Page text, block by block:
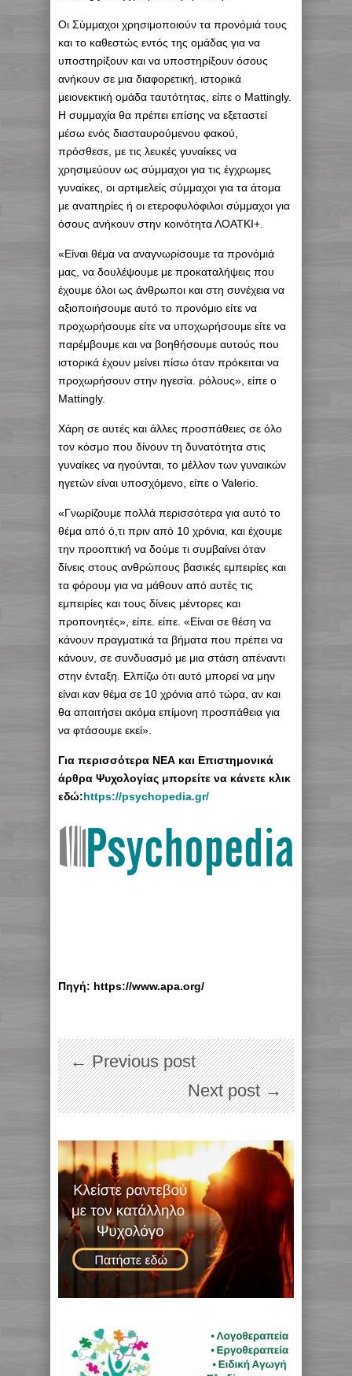
Οι Σύμμαχοι χρησιμοποιούν τα προνόμιά τους
και το καθεστώς εντός της ομάδας για να
υποστηρίξουν και να υποστηρίξουν όσους
ανήκουν σε μια διαφορετική, ιστορικά
μειονεκτική ομάδα ταυτότητας, είπε ο Mattingly.
Η συμμαχία θα πρέπει επίσης να εξεταστεί
μέσω ενός διασταυρούμενου φακού,
πρόσθεσε, με τις λευκές γυναίκες να
χρησιμεύουν ως σύμμαχοι για τις έγχρωμες
γυναίκες, οι αρτιμελείς σύμμαχοι για τα άτομα
με αναπηρίες ή οι ετεροφυλόφιλοι σύμμαχοι για
όσους ανήκουν στην κοινότητα ΛΟΑΤΚΙ+.
«Είναι θέμα να αναγνωρίσουμε τα προνόμιά
μας, να δουλέψουμε με προκαταλήψεις που
έχουμε όλοι ως άνθρωποι και στη συνέχεια να
αξιοποιήσουμε αυτό το προνόμιο είτε να
προχωρήσουμε είτε να υποχωρήσουμε είτε να
παρέμβουμε και να βοηθήσουμε αυτούς που
ιστορικά έχουν μείνει πίσω όταν πρόκειται να
προχωρήσουν στην ηγεσία. ρόλους», είπε ο
Mattingly.
Χάρη σε αυτές και άλλες προσπάθειες σε όλο
τον κόσμο που δίνουν τη δυνατότητα στις
γυναίκες να ηγούνται, το μέλλον των γυναικών
ηγετών είναι υποσχόμενο, είπε ο Valerio.
«Γνωρίζουμε πολλά περισσότερα για αυτό το
θέμα από ό,τι πριν από 10 χρόνια, και έχουμε
την προοπτική να δούμε τι συμβαίνει όταν
δίνεις στους ανθρώπους βασικές εμπειρίες και
τα φόρουμ για να μάθουν από αυτές τις
εμπειρίες και τους δίνεις μέντορες και
προπονητές», είπε. είπε. «Είναι σε θέση να
κάνουν πραγματικά τα βήματα που πρέπει να
κάνουν, σε συνδυασμό με μια στάση απέναντι
στην ένταξη. Ελπίζω ότι αυτό μπορεί να μην
είναι καν θέμα σε 10 χρόνια από τώρα, αν και
θα απαιτήσει ακόμα επίμονη προσπάθεια για
να φτάσουμε εκεί».
Για περισσότερα ΝΕΑ και Επιστημονικά
άρθρα Ψυχολογίας μπορείτε να κάνετε κλικ
εδώ:https://psychopedia.gr/
Πηγή: https://www.apa.org/
← Previous post
Next post →